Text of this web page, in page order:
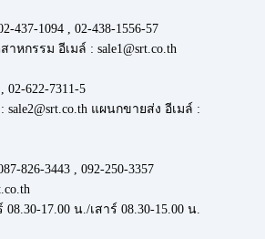
437-1094 , 02-438-1556-57
หกรรม อีเมล์ : sale1@srt.co.th
02-622-7311-5
แผนกขายส่ง อีเมล์ :
826-3443 , 092-250-3357
17.00 น./เสาร์ 08.30-15.00 น.